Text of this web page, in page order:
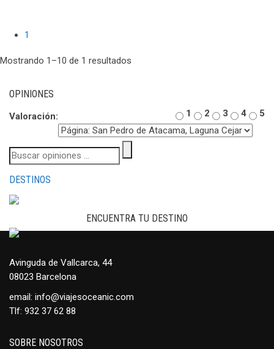
1
Mostrando 1–10 de 1 resultados
OPINIONES
Valoración: 1 2 3 4 5
DESTINOS
ENCUENTRA TU DESTINO
Avinguda de Vallcarca, 44
08023 Barcelona
email: info@viajesoceanic.com
Tlf: 932 37 62 88
SOBRE NOSOTROS